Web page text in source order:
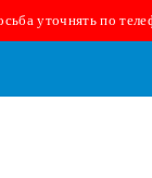
уточнять по